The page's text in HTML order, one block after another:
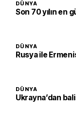
DÜNYA
Son 70 yılın en
DÜNYA
Rusya ile
DÜNYA
Ukrayna’dan